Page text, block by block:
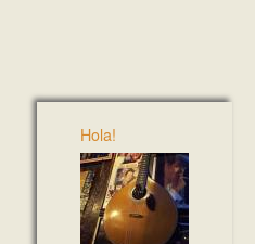
Hola!